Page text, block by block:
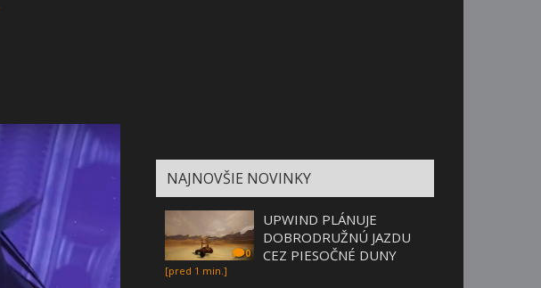
NAJNOVŠIE NOVINKY
0
UPWIND PLÁNUJE
DOBRODRUŽNÚ JAZDU
CEZ PIESOČNÉ DUNY
[pred 1 min.]